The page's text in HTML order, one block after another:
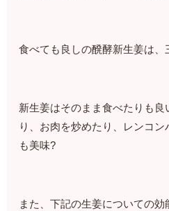
食べても良しの醗酵新生姜は
新生姜はそのまま食べたりも良
り、お肉を炒めたり、レンコ
も美味?
また、下記の生姜についての効